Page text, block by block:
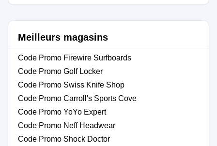
Meilleurs magasins
Code Promo Firewire Surfboards
Code Promo Golf Locker
Code Promo Swiss Knife Shop
Code Promo Carroll's Sports Cove
Code Promo YoYo Expert
Code Promo Neff Headwear
Code Promo Shock Doctor